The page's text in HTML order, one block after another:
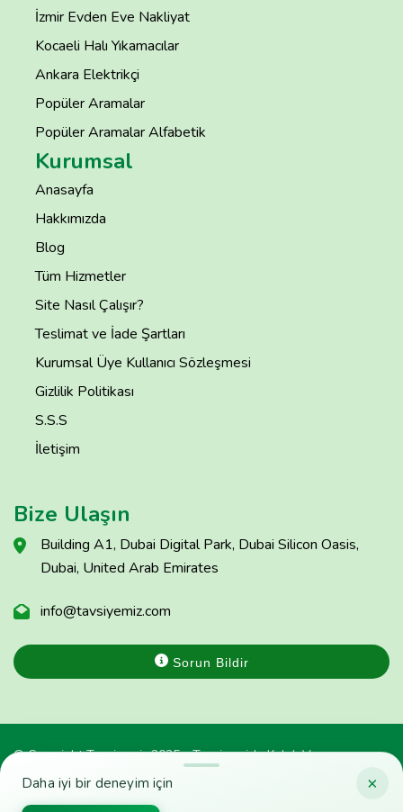
×
Daha iyi bir deneyim için
İzmir Evden Eve Nakliyat
Kocaeli Halı Yıkamacılar
Ankara Elektrikçi
Popüler Aramalar
Popüler Aramalar Alfabetik
Kurumsal
Anasayfa
Hakkımızda
Blog
Tüm Hizmetler
Site Nasıl Çalışır?
Teslimat ve İade Şartları
Kurumsal Üye Kullanıcı Sözleşmesi
Gizlilik Politikası
S.S.S
İletişim
Bize Ulaşın
Building A1, Dubai Digital Park, Dubai Silicon Oasis,
Dubai, United Arab Emirates
info@tavsiyemiz.com
Sorun Bildir
© Copyright Tavsiyemiz 2025 - Tavsiyemiz'e Kulak Ver